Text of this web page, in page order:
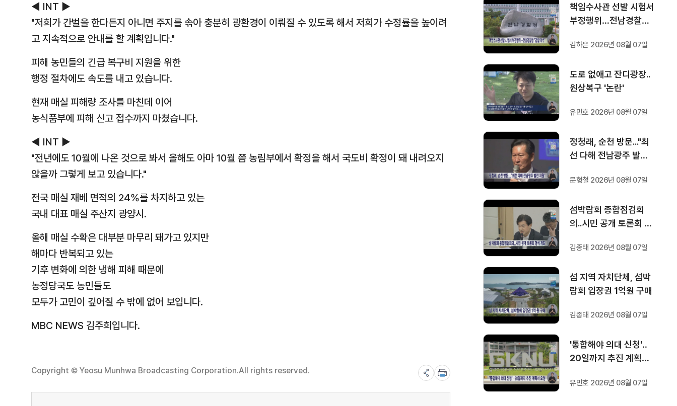
◀ INT ▶
"저희가 간벌을 한다든지 아니면 주지를 솎아 충분히 광환경이 이뤄질 수 있도록 해서 저희가 수정률을 높이려
고 지속적으로 안내를 할 계획입니다."
피해 농민들의 긴급 복구비 지원을 위한
행정 절차에도 속도를 내고 있습니다.
현재 매실 피해량 조사를 마친데 이어
농식품부에 피해 신고 접수까지 마쳤습니다.
◀ INT ▶
"전년에도 10월에 나온 것으로 봐서 올해도 아마 10월 쯤 농림부에서 확정을 해서 국도비 확정이 돼 내려오지
않을까 그렇게 보고 있습니다."
전국 매실 재베 면적의 24%를 차지하고 있는
국내 대표 매실 주산지 광양시.
올해 매실 수확은 대부분 마무리 돼가고 있지만
해마다 반복되고 있는
기후 변화에 의한 냉해 피해 때문에
농정당국도 농민들도
모두가 고민이 깊어질 수 밖에 없어 보입니다.
MBC NEWS 김주희입니다.
Copyright © Yeosu Munhwa Broadcasting Corporation.All rights reserved.
책임수사관 선발 시험서
부정행위…전남경찰청
김하은 2026년 08월 07일
도로 없애고 잔디광장..
원상복구 '논란'
유민호 2026년 08월 07일
정청래, 순천 방문..."최
선 다해 전남광주 발전
문형철 2026년 08월 07일
섬박람회 종합점검회
의..시민 공개 토론회 형
김종태 2026년 08월 07일
섬 지역 자치단체, 섬박
람회 입장권 1억원 구매
김종태 2026년 08월 07일
'통합해야 의대 신청'‥
20일까지 추진 계획서
유민호 2026년 08월 07일